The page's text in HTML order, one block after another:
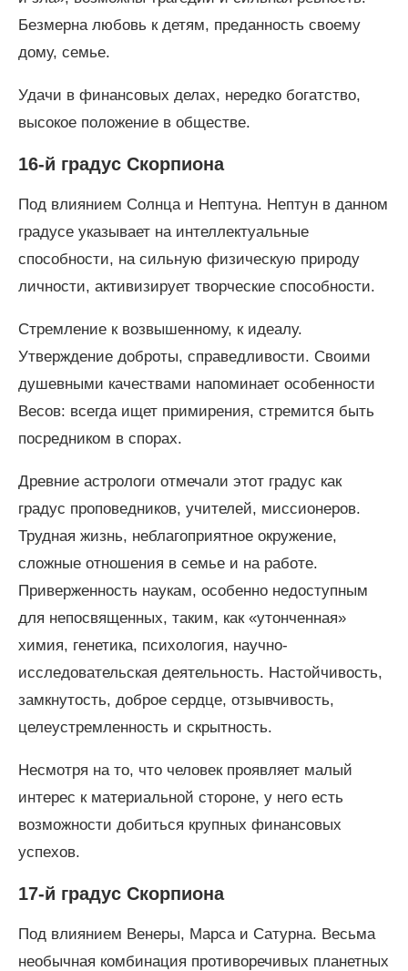
Безмерна любовь к детям, преданность своему
дому, семье.
Удачи в финансовых делах, нередко богатство,
высокое положение в обществе.
16-й градус Скорпиона
Под влиянием Солнца и Нептуна. Нептун в данном
градусе указывает на интеллектуальные
способности, на сильную физическую природу
личности, активизирует творческие способности.
Стремление к возвышенному, к идеалу.
Утверждение доброты, справедливости. Своими
душевными качествами напоминает особенности
Весов: всегда ищет примирения, стремится быть
посредником в спорах.
Древние астрологи отмечали этот градус как
градус проповедников, учителей, миссионеров.
Трудная жизнь, неблагоприятное окружение,
сложные отношения в семье и на работе.
Приверженность наукам, особенно недоступным
для непосвященных, таким, как «утонченная»
химия, генетика, психология, научно-
исследовательская деятельность. Настойчивость,
замкнутость, доброе сердце, отзывчивость,
целеустремленность и скрытность.
Несмотря на то, что человек проявляет малый
интерес к материальной стороне, у него есть
возможности добиться крупных финансовых
успехов.
17-й градус Скорпиона
Под влиянием Венеры, Марса и Сатурна. Весьма
необычная комбинация противоречивых планетных